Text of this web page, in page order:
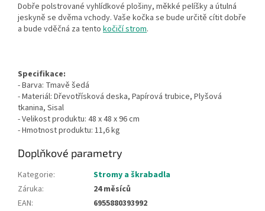
Dobře polstrované vyhlídkové plošiny, měkké pelíšky a útulná
jeskyně se dvěma vchody. Vaše kočka se bude určitě cítit dobře
a bude vděčná za tento kočičí strom.
Specifikace:
- Barva: Tmavě šedá
- Materiál: Dřevotřísková deska, Papírová trubice, Plyšová
tkanina, Sisal
- Velikost produktu: 48 x 48 x 96 cm
- Hmotnost produktu: 11,6 kg
Doplňkové parametry
Kategorie:
Stromy a škrabadla
Záruka:
24 měsíců
EAN:
6955880393992